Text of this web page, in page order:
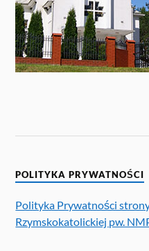
POLITYKA PRYWATNOŚCI
Polityka Prywatności
Rzymskokatolickiej pw.